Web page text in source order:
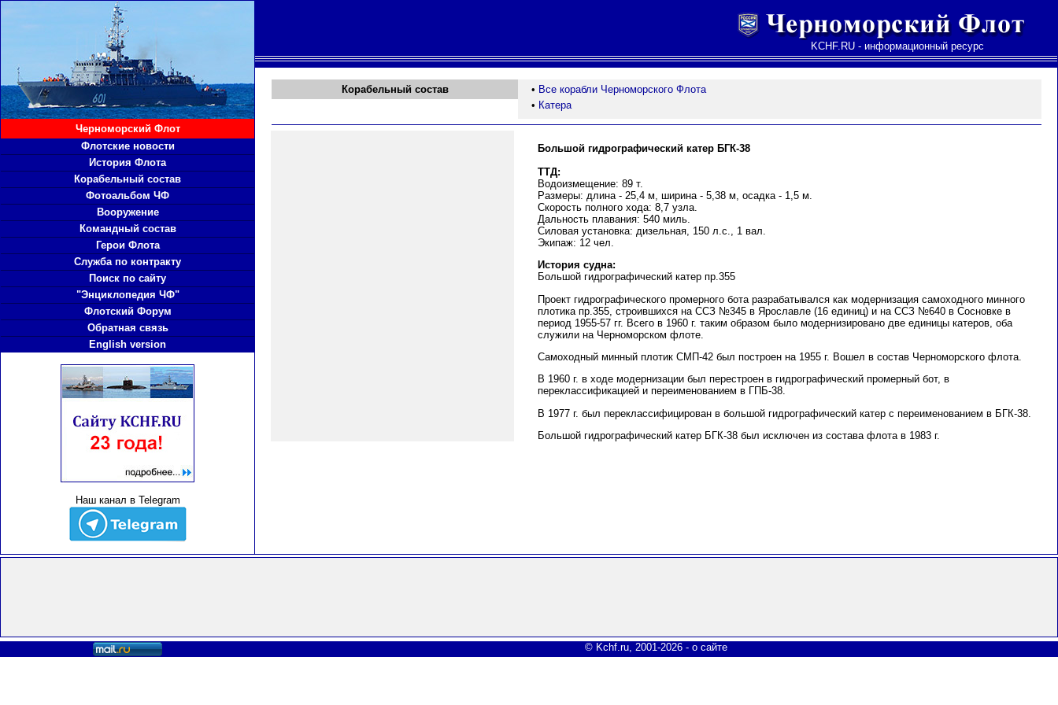
Черноморский Флот
Флотские новости
История Флота
Корабельный состав
Фотоальбом ЧФ
Вооружение
Командный состав
Герои Флота
Служба по контракту
Поиск по сайту
"Энциклопедия ЧФ"
Флотский Форум
Обратная связь
English version
Наш канал в Telegram
KCHF.RU - информационный ресурс
Корабельный состав • Все корабли Черноморского Флота
• Катера
Большой гидрографический катер БГК-38
ТТД:
Водоизмещение: 89 т.
Размеры: длина - 25,4 м, ширина - 5,38 м, осадка - 1,5 м.
Скорость полного хода: 8,7 узла.
Дальность плавания: 540 миль.
Силовая установка: дизельная, 150 л.с., 1 вал.
Экипаж: 12 чел.
История судна:
Большой гидрографический катер пр.355
Проект гидрографического промерного бота разрабатывался как модернизация самоходного минного
плотика пр.355, строившихся на ССЗ №345 в Ярославле (16 единиц) и на ССЗ №640 в Сосновке в
период 1955-57 гг. Всего в 1960 г. таким образом было модернизировано две единицы катеров, оба
служили на Черноморском флоте.
Самоходный минный плотик СМП-42 был построен на 1955 г. Вошел в состав Черноморского флота.
В 1960 г. в ходе модернизации был перестроен в гидрографический промерный бот, в
переклассификацией и переименованием в ГПБ-38.
В 1977 г. был переклассифицирован в большой гидрографический катер с переименованием в БГК-38.
Большой гидрографический катер БГК-38 был исключен из состава флота в 1983 г.
© Kchf.ru, 2001-2026 - о сайте